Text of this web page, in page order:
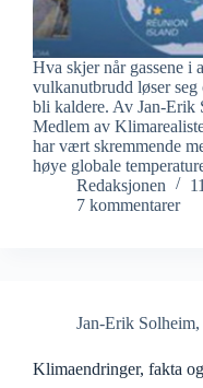
Hva skjer når gassene i
vulkanutbrudd løser
bli kaldere. Av Jan-Erik
Medlem av
har vært skremmende
høye globale
Redaksjonen
7 kommentarer
Jan-Erik Solheim,
Klimaendringer, fakta